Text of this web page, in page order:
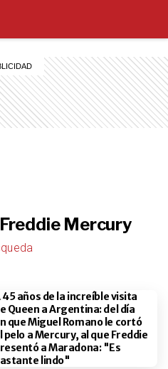
Mercury
45 años de la increíble visita
Queen a Argentina: del día
que Miguel Romano le cortó
pelo a Mercury, al que Freddie
a Maradona: "Es
lindo"